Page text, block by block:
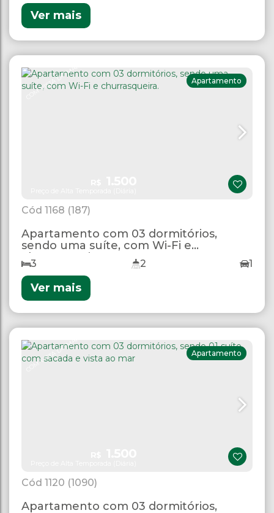
Ver mais
COM VISTA DO MAR
1168 (187)
Apartamento
Apartamento com 03 dormitórios,
sendo uma suíte, com Wi-Fi e
churrasqueira.
3 2 1
Ver mais
COM VISTA DO MAR
1120 (1090)
Apartamento
Apartamento com 03 dormitórios,